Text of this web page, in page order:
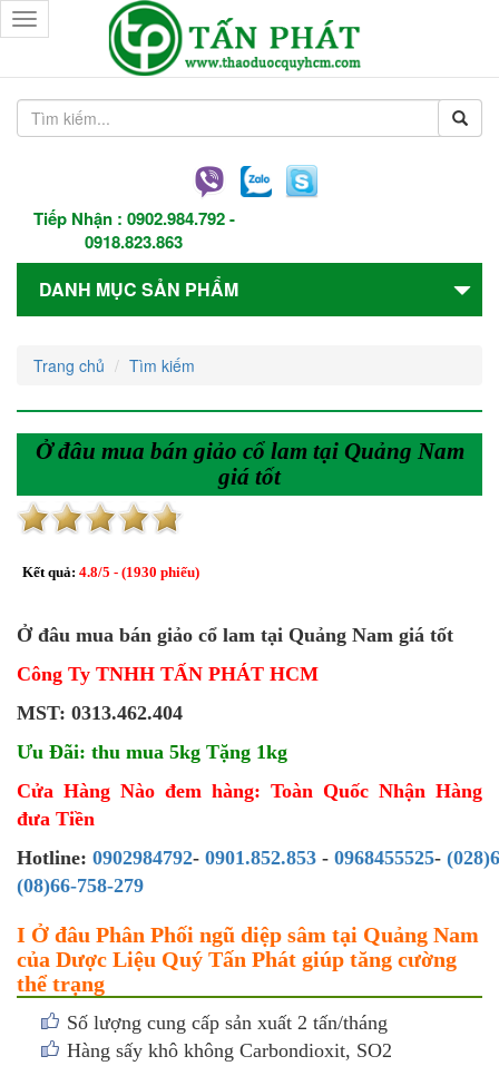
Tiếp Nhận : 0902.984.792-
0918.823.863
Toggle
navigation
DANH MỤC SẢN PHẨM
Trang chủ Tìm kiếm
Ở đâu mua bán giảo cổ lam tại Quảng Nam
giá tốt
Kết quả: 4.8/5 - (1930 phiếu)
Ở đâu mua bán giảo cổ lam tại Quảng Nam giá tốt
Công Ty TNHH TẤN PHÁT HCM
MST: 0313.462.404
Ưu Đãi: thu mua 5kg Tặng 1kg
Cửa Hàng Nào đem hàng: Toàn Quốc Nhận Hàng
đưa Tiền
Hotline: 0902984792- 0901.852.853 - 0968455525-
(08)66-758-279
I Ở đâu Phân Phối ngũ diệp sâm tại Quảng Nam
của Dược Liệu Quý Tấn Phát giúp tăng cường
thể trạng
Số lượng cung cấp sản xuất 2 tấn/tháng
Hàng sấy khô không Carbondioxit, SO2